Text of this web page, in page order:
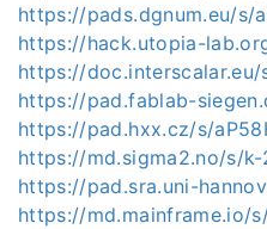
https://pads.dgnum.eu/s/
https://hack.utopia-
https://doc.interscalar.eu/
https://pad.fablab-
https://pad.hxx.cz/s/
https://md.sigma2.no/s/k-
https://pad.sra.uni-
https://md.mainframe.io/